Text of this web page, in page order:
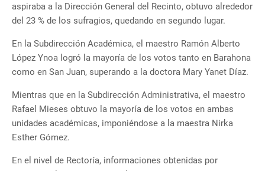
aspiraba a la Dirección General del Recinto, obtuvo alrededor
del 23 % de los sufragios, quedando en segundo lugar.
En la Subdirección Académica, el maestro Ramón Alberto
López Ynoa logró la mayoría de los votos tanto en Barahona
como en San Juan, superando a la doctora Mary Yanet Díaz.
Mientras que en la Subdirección Administrativa, el maestro
Rafael Mieses obtuvo la mayoría de los votos en ambas
unidades académicas, imponiéndose a la maestra Nirka
Esther Gómez.
En el nivel de Rectoría, informaciones obtenidas por